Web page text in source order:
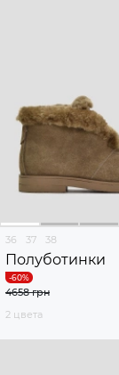
36 37 38
Полуботинки
4658 грн
2 цвета